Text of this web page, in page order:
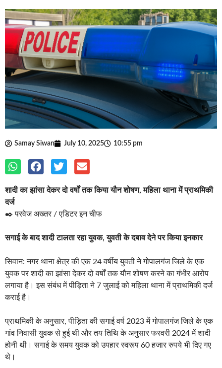
Samay Siwan July 10, 2025 10:55 pm
शादी का झांसा देकर दो वर्षों तक किया यौन शोषण, महिला थाना में प्राथमिकी
दर्ज
✒️ परवेज अख्तर / एडिटर इन चीफ
सगाई के बाद शादी टालता रहा युवक, युवती के दबाव देने पर किया इनकार
सिवान: नगर थाना क्षेत्र की एक 24 वर्षीय युवती ने गोपालगंज जिले के एक
युवक पर शादी का झांसा देकर दो वर्षों तक यौन शोषण करने का गंभीर आरोप
लगाया है। इस संबंध में पीड़िता ने 7 जुलाई को महिला थाना में प्राथमिकी दर्ज
कराई है।
प्राथमिकी के अनुसार, पीड़िता की सगाई वर्ष 2023 में गोपालगंज जिले के एक
गांव निवासी युवक से हुई थी और तय तिथि के अनुसार फरवरी 2024 में शादी
होनी थी। सगाई के समय युवक को उपहार स्वरूप 60 हजार रुपये भी दिए गए
थे।